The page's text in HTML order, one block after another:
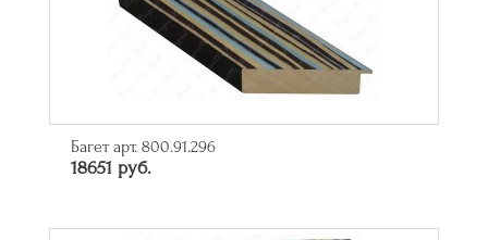
Багет арт. 800.91.296
18651 руб.